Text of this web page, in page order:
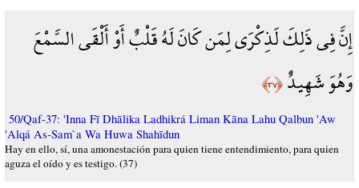
إِنَّ فِي ذَلِكَ لَذِكْرَى لِمَن كَانَ لَهُ قَلْبٌ أَوْ أَلْقَى السَّمْعَ
وَهُوَ شَهِيدٌ﴿٣٧﴾
50/Qaf-37: 'Inna Fī Dhālika Ladhikrá Liman Kāna Lahu Qalbun 'Aw
'Alqá As-Sam`a Wa Huwa Shahīdun
Hay en ello, sí, una amonestación para quien tiene entendimiento, para quien
aguza el oído y es testigo. (37)